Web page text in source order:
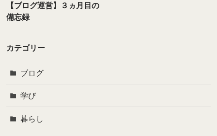
【ブログ運営】３ヵ月目の
備忘録
カテゴリー
ブログ
学び
暮らし